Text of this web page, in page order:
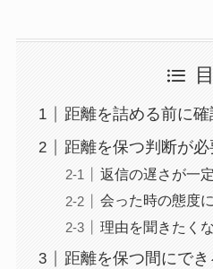
距離を詰める前に
距離を保つ判断が
返信の遅さが一
会った時の態度
理由を聞きたく
距離を保つ間にでき